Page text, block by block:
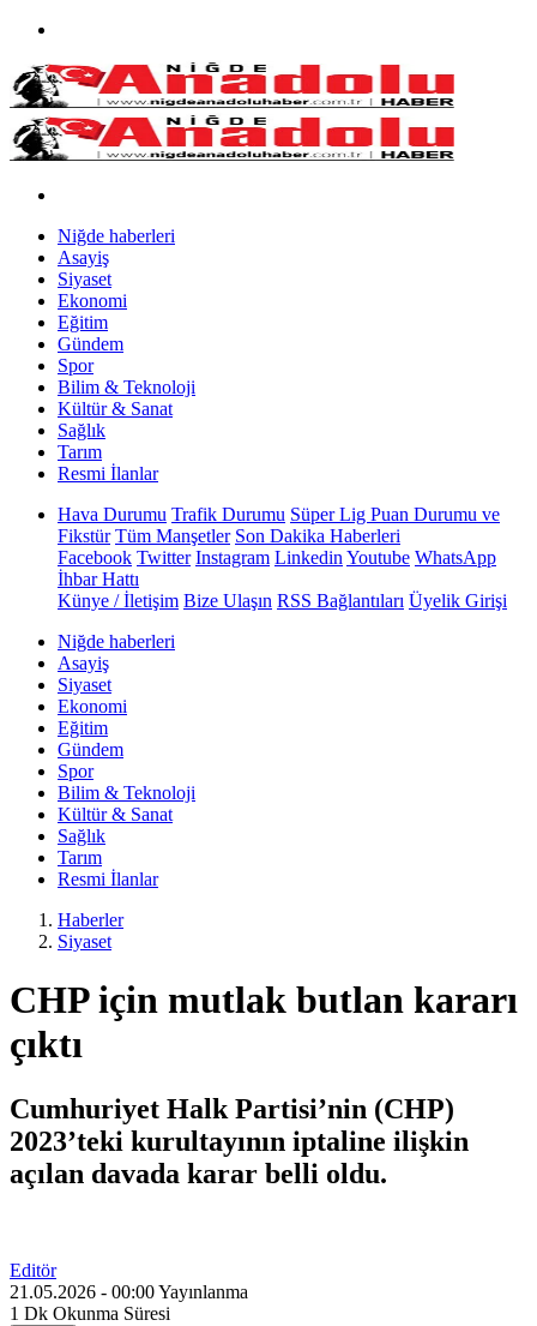
Niğde haberleri
Asayiş
Siyaset
Ekonomi
Eğitim
Gündem
Spor
Bilim & Teknoloji
Kültür & Sanat
Sağlık
Tarım
Resmi İlanlar
Hava Durumu Trafik Durumu Süper Lig Puan Durumu ve
Fikstür Tüm Manşetler Son Dakika Haberleri
Facebook Twitter Instagram Linkedin Youtube WhatsApp
İhbar Hattı
Künye / İletişim Bize Ulaşın RSS Bağlantıları Üyelik Girişi
Niğde haberleri
Asayiş
Siyaset
Ekonomi
Eğitim
Gündem
Spor
Bilim & Teknoloji
Kültür & Sanat
Sağlık
Tarım
Resmi İlanlar
Haberler
Siyaset
CHP için mutlak butlan kararı
çıktı
Cumhuriyet Halk Partisi’nin (CHP)
2023’teki kurultayının iptaline ilişkin
açılan davada karar belli oldu.
Editör
21.05.2026 - 00:00Yayınlanma
1 Dk Okunma Süresi